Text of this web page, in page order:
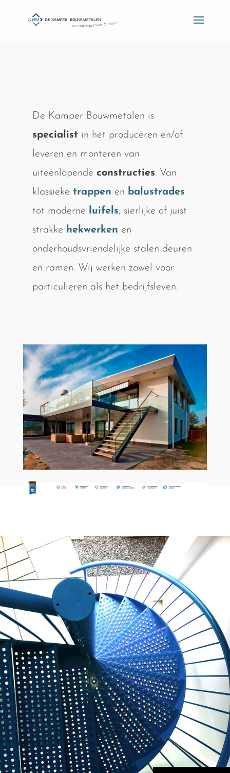
De Kamper Bouwmetalen is
specialistin het produceren en/of
leveren en monteren van
uiteenlopende constructies. Van
klassieke trappen en balustrades
tot moderne luifels, sierlijke of juist
strakke hekwerken en
onderhoudsvriendelijke stalen deuren
en ramen. Wij werken zowel voor
particulieren als het bedrijfsleven.